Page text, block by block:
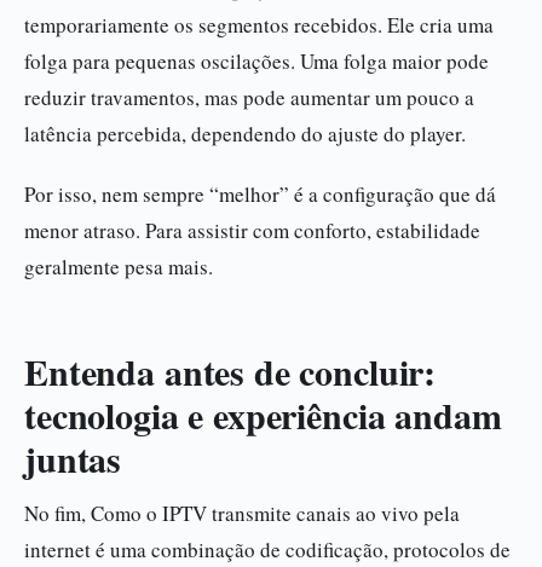
temporariamente os segmentos recebidos. Ele cria uma
folga para pequenas oscilações. Uma folga maior pode
reduzir travamentos, mas pode aumentar um pouco a
latência percebida, dependendo do ajuste do player.
Por isso, nem sempre “melhor” é a configuração que dá
menor atraso. Para assistir com conforto, estabilidade
geralmente pesa mais.
Entenda antes de concluir:
tecnologia e experiência andam
juntas
No fim, Como o IPTV transmite canais ao vivo pela
internet é uma combinação de codificação, protocolos de